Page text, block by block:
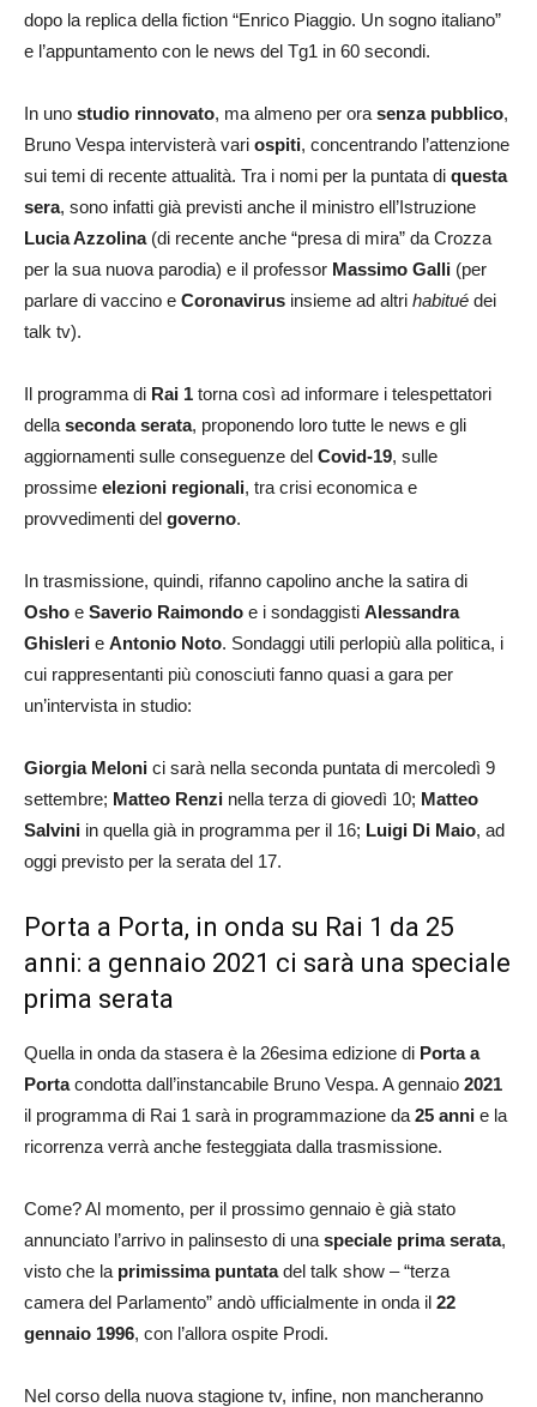
dopo la replica della fiction “Enrico Piaggio. Un sogno italiano”
e l’appuntamento con le news del Tg1 in 60 secondi.
In uno studio rinnovato, ma almeno per ora senza pubblico,
Bruno Vespa intervisterà vari ospiti, concentrando l’attenzione
sui temi di recente attualità. Tra i nomi per la puntata di questa
sera, sono infatti già previsti anche il ministro ell’Istruzione
Lucia Azzolina(di recente anche “presa di mira” da Crozza
per la sua nuova parodia) e il professor Massimo Galli (per
parlare di vaccino e Coronavirus insieme ad altri habitué dei
talk tv).
Il programma di Rai 1 torna così ad informare i telespettatori
della seconda serata, proponendo loro tutte le news e gli
aggiornamenti sulle conseguenze del Covid-19, sulle
prossime elezioni regionali, tra crisi economica e
provvedimenti del governo.
In trasmissione, quindi, rifanno capolino anche la satira di
Osho e Saverio Raimondo e i sondaggisti Alessandra
Ghisleri e Antonio Noto. Sondaggi utili perlopiù alla politica, i
cui rappresentanti più conosciuti fanno quasi a gara per
un’intervista in studio:
Giorgia Meloni ci sarà nella seconda puntata di mercoledì 9
settembre; Matteo Renzi nella terza di giovedì 10; Matteo
Salvini in quella già in programma per il 16; Luigi Di Maio, ad
oggi previsto per la serata del 17.
Porta a Porta, in onda su Rai 1 da 25
anni: a gennaio 2021 ci sarà una speciale
prima serata
Quella in onda da stasera è la 26esima edizione di Porta a
Portacondotta dall’instancabile Bruno Vespa. A gennaio 2021
il programma di Rai 1 sarà in programmazione da 25 anni e la
ricorrenza verrà anche festeggiata dalla trasmissione.
Come? Al momento, per il prossimo gennaio è già stato
annunciato l’arrivo in palinsesto di una speciale prima serata,
visto che la primissima puntatadel talk show – “terza
camera del Parlamento” andò ufficialmente in onda il 22
gennaio 1996, con l’allora ospite Prodi.
Nel corso della nuova stagione tv, infine, non mancheranno